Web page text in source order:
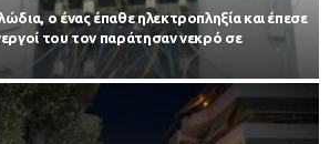
ο ένας έπαθε ηλεκτροπληξία και έπεσε
του τον παράτησαν νεκρό σε